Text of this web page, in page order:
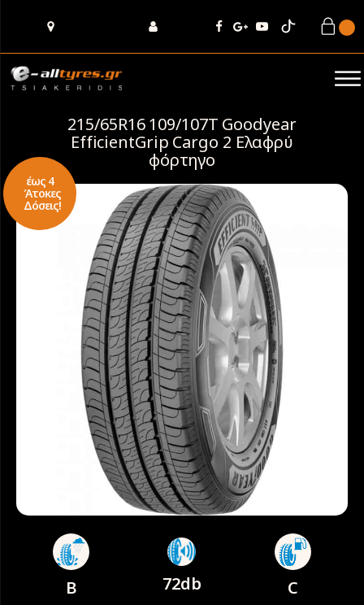
215/65R16 109/107T Goodyear
EfficientGrip Cargo 2 Ελαφρύ
φόρτηγο
έως 4
Άτοκες
Δόσεις!
B 72db C